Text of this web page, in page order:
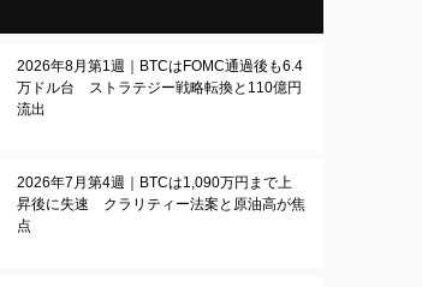
2026年8月第1週｜BTCはFOMC通過後も6.4
万ドル台 ストラテジー戦略転換と110億円
流出
2026年7月第4週｜BTCは1,090万円まで上
昇後に失速 クラリティー法案と原油高が焦
点